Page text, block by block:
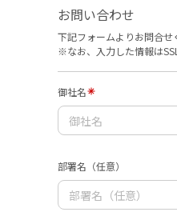
お問い合わせ
下記フォームよりお問合せ
※なお、入力した情報は
御社名
部署名（任意）